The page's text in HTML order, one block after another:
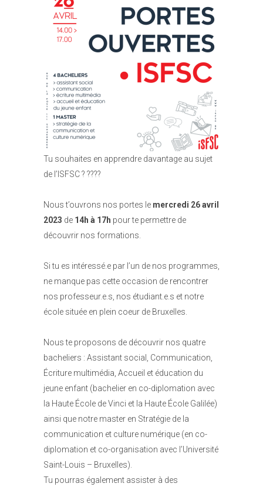
Tu souhaites en apprendre davantage au sujet
de l’ISFSC ? ????
Nous t’ouvrons nos portes le mercredi 26 avril
2023 de 14h à 17h pour te permettre de
découvrir nos formations.
Si tu es intéressé.e par l’un de nos programmes,
ne manque pas cette occasion de rencontrer
nos professeur.e.s, nos étudiant.e.s et notre
école située en plein coeur de Bruxelles.
Nous te proposons de découvrir nos quatre
bacheliers : Assistant social, Communication,
Écriture multimédia, Accueil et éducation du
jeune enfant (bachelier en co-diplomation avec
la Haute École de Vinci et la Haute École Galilée)
ainsi que notre master en Stratégie de la
communication et culture numérique (en co-
diplomation et co-organisation avec l’Université
Saint-Louis – Bruxelles).
Tu pourras également assister à des